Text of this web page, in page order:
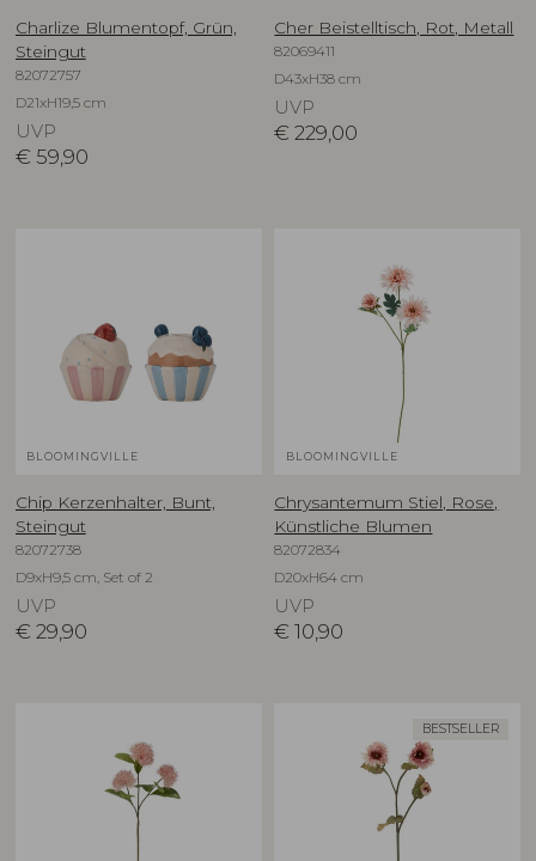
Charlize Blumentopf, Grün,
Steingut
82072757
D21xH19,5 cm
UVP
€ 59,90
Cher Beistelltisch, Rot, Metall
82069411
D43xH38 cm
UVP
€ 229,00
BLOOMINGVILLE
Chip Kerzenhalter, Bunt,
Steingut
82072738
D9xH9,5 cm, Set of 2
UVP
€ 29,90
BLOOMINGVILLE
Chrysantemum Stiel, Rose,
Künstliche Blumen
82072834
D20xH64 cm
UVP
€ 10,90
BESTSELLER